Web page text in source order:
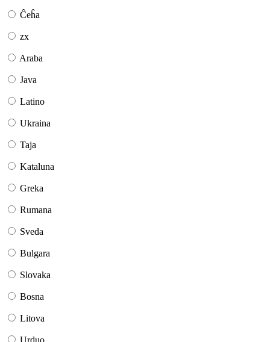
Ĉeĥa
zx
Araba
Java
Latino
Ukraina
Taja
Kataluna
Greka
Rumana
Sveda
Bulgara
Slovaka
Bosna
Litova